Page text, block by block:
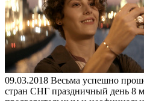
09.03.2018 Весьма успешно
стран СНГ праздничный день 8